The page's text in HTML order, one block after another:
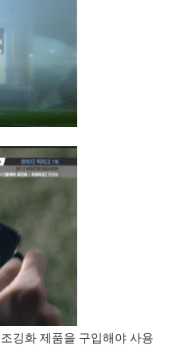
깅화 제품을 구입해야 사용